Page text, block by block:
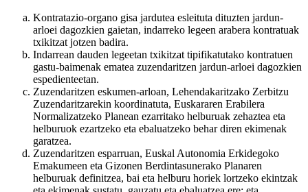
Kontratazio-organo gisa jardutea esleituta dituzten jardun-
arloei dagozkien gaietan, indarreko legeen arabera kontratuak
txikitzat jotzen badira.
Indarrean dauden legeetan txikitzat tipifikatutako kontratuen
gastu-baimenak ematea zuzendaritzen jardun-arloei dagozkien
espedienteetan.
Zuzendaritzen eskumen-arloan, Lehendakaritzako Zerbitzu
Zuzendaritzarekin koordinatuta, Euskararen Erabilera
Normalizatzeko Planean ezarritako helburuak zehaztea eta
helburuok ezartzeko eta ebaluatzeko behar diren ekimenak
garatzea.
Zuzendaritzen esparruan, Euskal Autonomia Erkidegoko
Emakumeen eta Gizonen Berdintasunerako Planaren
helburuak definitzea, bai eta helburu horiek lortzeko ekintzak